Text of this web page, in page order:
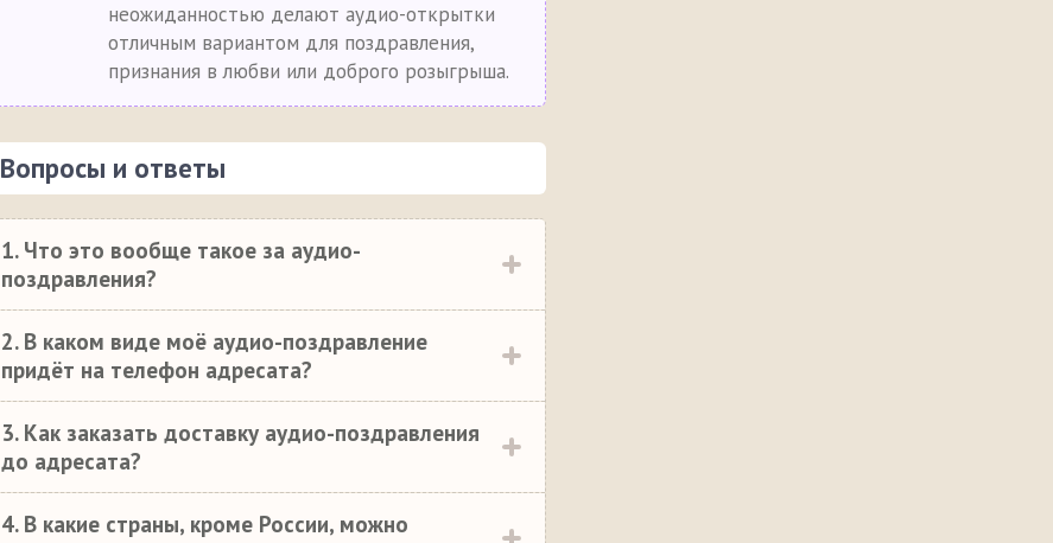
неожиданностью делают аудио-открытки
отличным вариантом для поздравления,
признания в любви или доброго розыгрыша.
Вопросы и ответы
1. Что это вообще такое за аудио-
поздравления?
2. В каком виде моё аудио-поздравление
придёт на телефон адресата?
3. Как заказать доставку аудио-поздравления
до адресата?
4. В какие страны, кроме России, можно